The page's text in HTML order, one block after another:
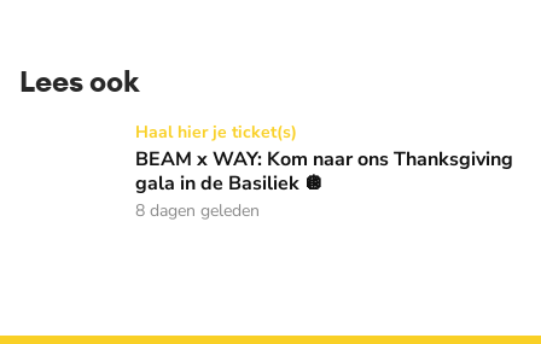
Lees ook
BEAM x WAY: Kom naar ons Thanksgiving gala in de
Haal hier je ticket(s)
BEAM x WAY: Kom naar ons Thanksgiving
gala in de Basiliek 🪩
8 dagen geleden